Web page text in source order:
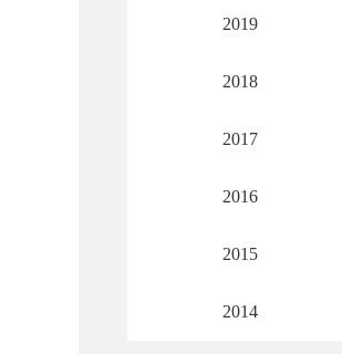
2019
2018
2017
2016
2015
2014